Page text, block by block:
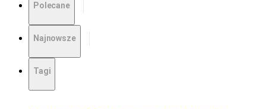
Polecane
Najnowsze
Tagi